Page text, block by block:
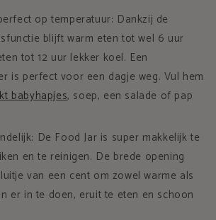
op temperatuur: Dankzij de
blijft warm eten tot wel 6 uur
tot 12 uur lekker koel. Een
is perfect voor een dagje weg. Vul hem
babyhapjes, soep, een salade of pap
De Food Jar is super makkelijk te
en te reinigen. De brede opening
van een cent om zowel warme als
er in te doen, eruit te eten en schoon